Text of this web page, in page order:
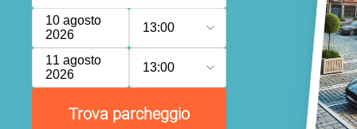
10 agosto
2026
13:00
11 agosto
2026
13:00
Trova parcheggio